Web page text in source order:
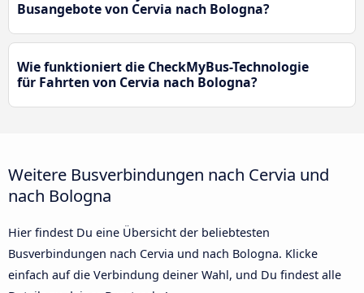
Busangebote von Cervia nach Bologna?
Wie funktioniert die CheckMyBus-Technologie
für Fahrten von Cervia nach Bologna?
Weitere Busverbindungen nach Cervia und
nach Bologna
Hier findest Du eine Übersicht der beliebtesten
Busverbindungen nach Cervia und nach Bologna. Klicke
einfach auf die Verbindung deiner Wahl, und Du findest alle